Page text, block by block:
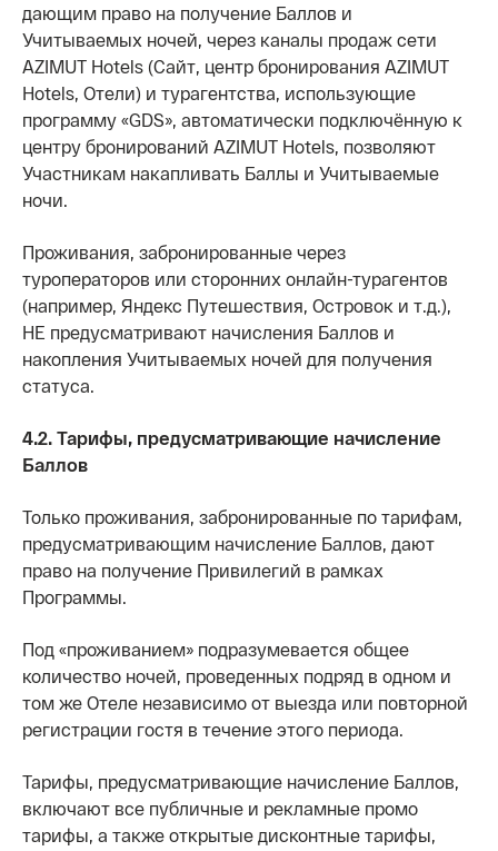
дающим право на получение Баллов и
Учитываемых ночей, через каналы продаж сети
AZIMUT Hotels (Сайт, центр бронирования AZIMUT
Hotels, Отели) и турагентства, использующие
программу «GDS», автоматически подключённую к
центру бронирований AZIMUT Hotels, позволяют
Участникам накапливать Баллы и Учитываемые
ночи.
Проживания, забронированные через
туроператоров или сторонних онлайн-турагентов
(например, Яндекс Путешествия, Островок и т.д.),
НЕ предусматривают начисления Баллов и
накопления Учитываемых ночей для получения
статуса.
4.2. Тарифы, предусматривающие начисление
Баллов
Только проживания, забронированные по тарифам,
предусматривающим начисление Баллов, дают
право на получение Привилегий в рамках
Программы.
Под «проживанием» подразумевается общее
количество ночей, проведенных подряд в одном и
том же Отеле независимо от выезда или повторной
регистрации гостя в течение этого периода.
Тарифы, предусматривающие начисление Баллов,
включают все публичные и рекламные промо
тарифы, а также открытые дисконтные тарифы,